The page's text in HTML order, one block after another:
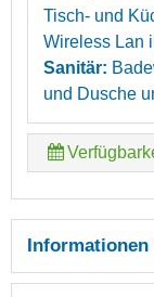
Tisch- und
Wireless Lan
Sanitär:
und Dusche
Informationen